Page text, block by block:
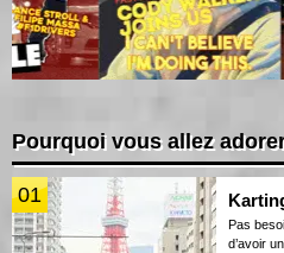
Pourquoi vous allez
01
Pas
d’avoir